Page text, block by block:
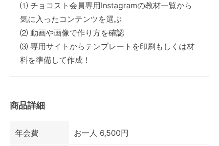
⑴ チョコスト会員専用Instagramの教材一覧から
気に入ったコンテンツを選ぶ
⑵ 動画や画像で作り方を確認
⑶ 専用サイトからテンプレートを印刷もしくは材
料を準備して作成！
商品詳細
年会費 お一人 6,500円